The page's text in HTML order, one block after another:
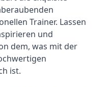
Trainer. Lassen
und
dem, was mit der
ist.